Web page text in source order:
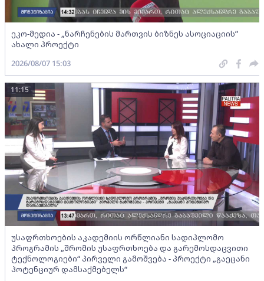
ეკო-მედია - „ნარჩენების მართვის ბიზნეს ასოციაციის”
ახალი პროექტი
2026/08/07 15:03
უსაფრთხოების აკადემიის ორწლიანი სადიპლომო
პროგრამის „შრომის უსაფრთხოება და გარემოსდაცვითი
ტექნოლოგიები“ პირველი გამოშვება - პროექტი „გაეცანი
პოტენციურ დამსაქმებელს“
11:15